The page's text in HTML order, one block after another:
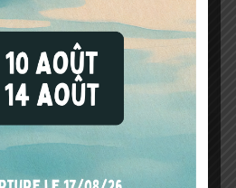
≤ 2 cm -1
< 10 sec
160 x 310 x 130 mm